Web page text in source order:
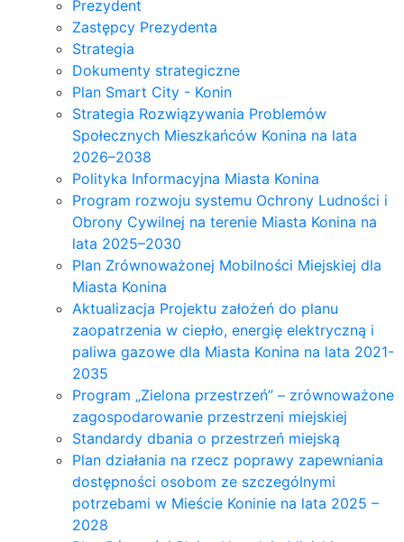
Prezydent
Zastępcy Prezydenta
Strategia
Dokumenty strategiczne
Plan Smart City - Konin
Strategia Rozwiązywania Problemów
Społecznych Mieszkańców Konina na lata
2026–2038
Polityka Informacyjna Miasta Konina
Program rozwoju systemu Ochrony Ludności i
Obrony Cywilnej na terenie Miasta Konina na
lata 2025–2030
Plan Zrównoważonej Mobilności Miejskiej dla
Miasta Konina
Aktualizacja Projektu założeń do planu
zaopatrzenia w ciepło, energię elektryczną i
paliwa gazowe dla Miasta Konina na lata 2021-
2035
Program „Zielona przestrzeń” – zrównoważone
zagospodarowanie przestrzeni miejskiej
Standardy dbania o przestrzeń miejską
Plan działania na rzecz poprawy zapewniania
dostępności osobom ze szczególnymi
potrzebami w Mieście Koninie na lata 2025 –
2028